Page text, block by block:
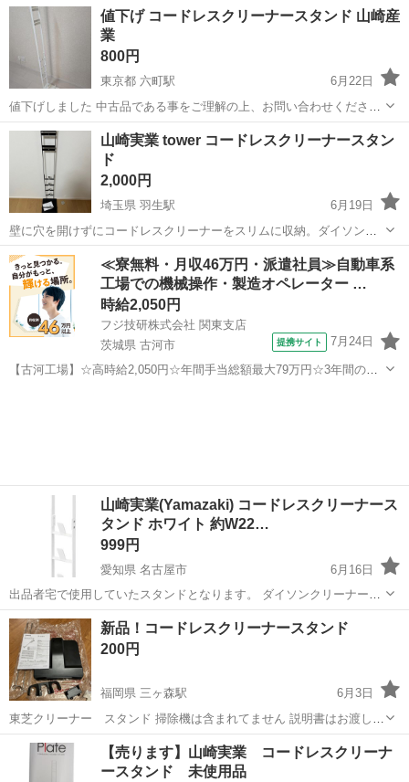
なったため出品します。 約1年間使用していたため、多少のキズはあ
りま...
沖縄 那覇市 牧志駅 生活家電
値下げ コードレスクリーナースタンド 山崎産
業
800円
東京都 六町駅
6月22日
値下げしました 中古品である事をご理解の上、お問い合わせください
不要になったので出品します 洗面台と洗濯機がある脱衣所に設置して
使用していたので(水回り周辺)土台の根元に少し錆びがありますが、使
用には問題無いと思います 壁...
東京 足立区 六町駅
コードレスクリーナースタンド
山崎実業 tower コードレスクリーナースタン
ド
2,000円
埼玉県 羽生駅
6月19日
壁に穴を開けずにコードレスクリーナーをスリムに収納。ダイソンマ
イクロ1.5kgとダイソンデジタルスリムの専用スタンド。 組み立て済
み未使用。サイズ間違えて買いました
埼玉 羽生市 羽生駅 収納家具
コードレスクリーナースタンド
≪寮無料・月収46万円・派遣社員≫自動車系
工場での機械操作・製造オペレーター …
時給2,050円
フジ技研株式会社 関東支店
茨城県 古河市
提携サイト 7月24日
【古河工場】☆高時給2,050円☆年間手当総額最大79万円☆3年間の手
山崎実業(Yamazaki) コードレスクリーナース
タンド ホワイト 約W22…
999円
愛知県 名古屋市
6月16日
出品者宅で使用していたスタンドとなります。 ダイソンクリーナーを
処分したため手放します。 写真はないので公式の写真を利用していま
す。 傷や汚れは少ないと思います。 取引は名古屋市瑞穂区のファミリ
ーマート瑞穂浮...
愛知 名古屋市 生活家電
新品！コードレスクリーナースタンド
200円
福岡県 三ヶ森駅
6月3日
東芝クリーナー スタンド 掃除機は含まれてません 説明書はお渡し出
来ません 本日購入し、スタンドは使わないのでいる方どうぞ 似たよう
な掃除機でしたら使えそうです 終始スムーズな対応が出来る方 指定場
所まで取りに来れる方 現...
福岡 北九州市 三ヶ森駅 その他
コードレスクリーナースタンド
【売ります】山崎実業 コードレスクリーナ
ースタンド 未使用品